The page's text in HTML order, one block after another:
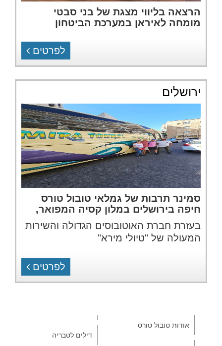
הרצאה בליווי מצגת של בני סבטי
מומחה לאיראן במערכת הביטחון
לפרטים
ירושלים
סמינר תרבות של גמלאי טובול טורס
חיפה בירושלים במלון קסיה המפואר,
בעזרת חברת האוטובוסים הגדולה והשירות
המעולה של "טיולי מירא"
לפרטים
אודות טובול טורס
דילים לטבריה